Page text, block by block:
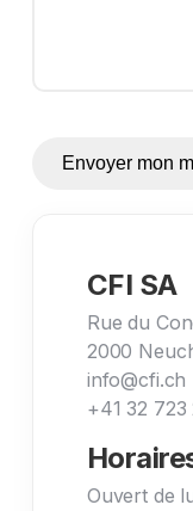
Envoyer mon
CFI SA
Rue du
2000
info@cfi.ch
+41 32 723
Ouvert de